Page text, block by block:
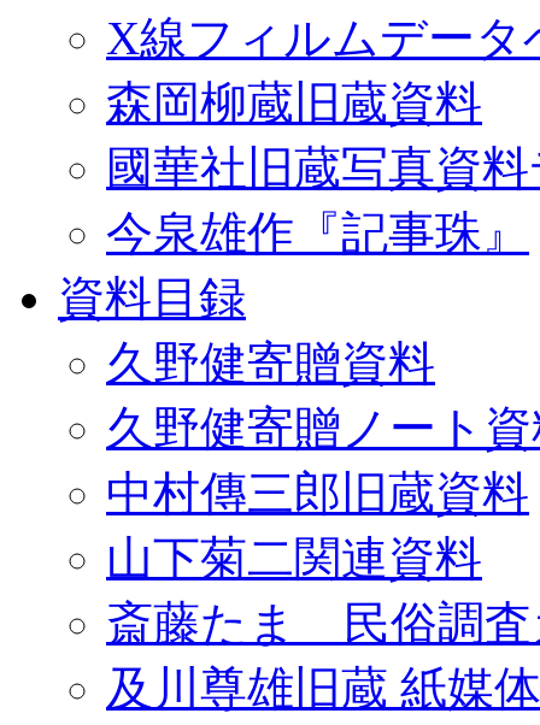
X線フィルムデータ
森岡柳蔵旧蔵資料
國華社旧蔵写真資
今泉雄作『記事珠』
資料目録
久野健寄贈資料
久野健寄贈ノート
中村傳三郎旧蔵資料
山下菊二関連資料
斎藤たま 民俗調査
及川尊雄旧蔵 紙媒